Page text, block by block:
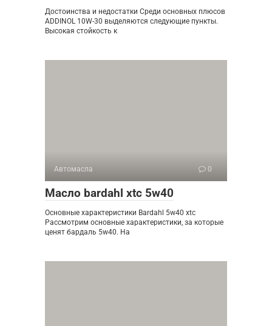
Достоинства и недостатки Среди основных плюсов
ADDINOL 10W-30 выделяются следующие пункты.
Высокая стойкость к
Автомасла 0
Масло bardahl xtc 5w40
Основные характеристики Bardahl 5w40 xtc
Рассмотрим основные характеристики, за которые
ценят бардаль 5w40. На